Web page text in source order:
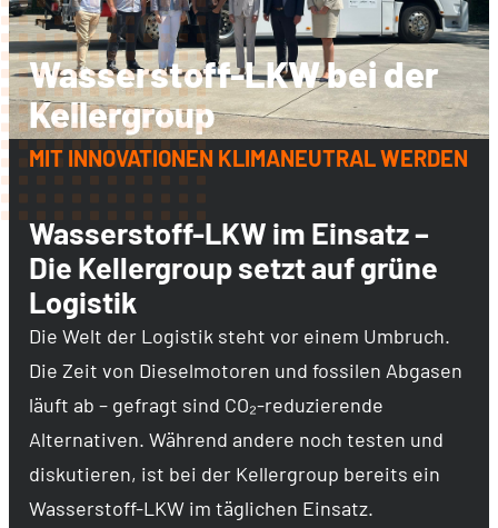
Wasserstoff-LKW bei der
Kellergroup
MIT INNOVATIONEN KLIMANEUTRAL WERDEN
Wasserstoff-LKW im Einsatz –
Die Kellergroup setzt auf grüne
Logistik
Die Welt der Logistik steht vor einem Umbruch.
Die Zeit von Dieselmotoren und fossilen Abgasen
läuft ab – gefragt sind CO₂-reduzierende
Alternativen. Während andere noch testen und
diskutieren, ist bei der Kellergroup bereits ein
Wasserstoff-LKW im täglichen Einsatz.